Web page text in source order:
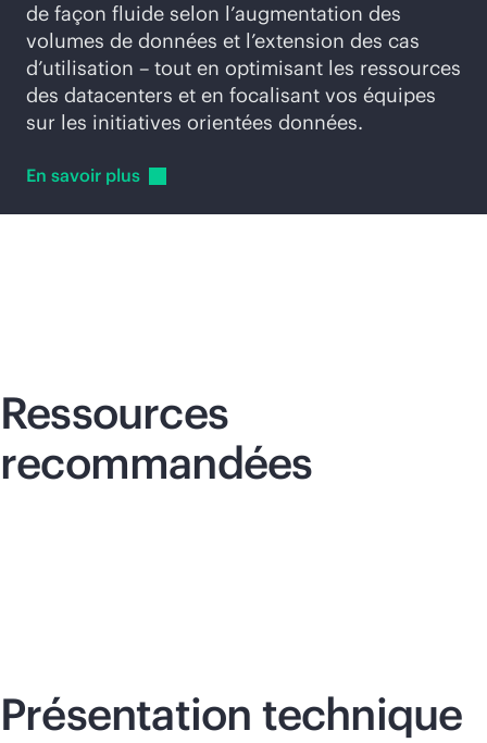
de façon fluide selon l’augmentation des
volumes de données et l’extension des cas
d’utilisation – tout en optimisant les ressources
des datacenters et en focalisant vos équipes
sur les initiatives orientées données.
En savoir plus
Ressources
recommandées
Présentation technique